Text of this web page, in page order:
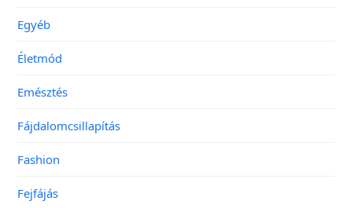
Egyéb
Életmód
Emésztés
Fájdalomcsillapítás
Fashion
Fejfájás